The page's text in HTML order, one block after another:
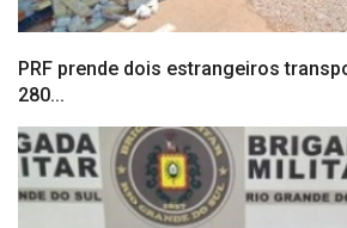
PRF prende dois estrangeiros
280...